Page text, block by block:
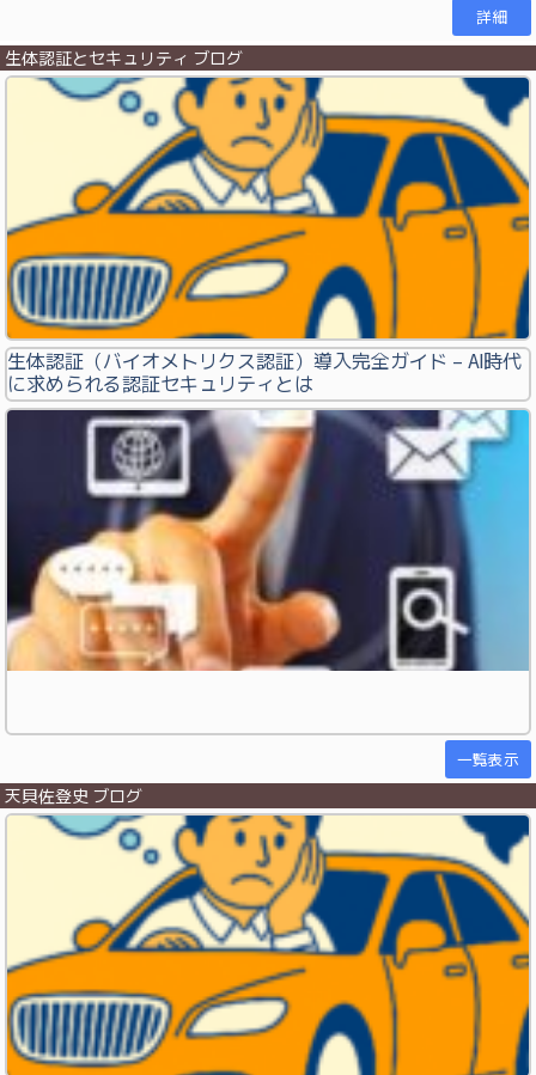
詳細
生体認証とセキュリティ ブログ
生体認証（バイオメトリクス認証）導入完全ガイド – AI時代
に求められる認証セキュリティとは
一覧表示
天貝佐登史 ブログ